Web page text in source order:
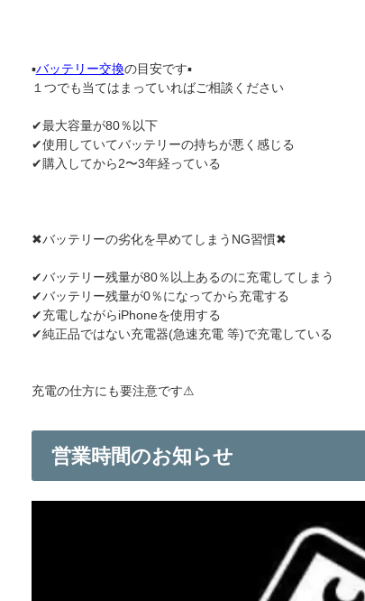
▪バッテリー交換の目安です▪
１つでも当てはまっていればご相談ください
✔最大容量が80％以下
✔使用していてバッテリーの持ちが悪く感じる
✔購入してから2〜3年経っている
✖バッテリーの劣化を早めてしまうNG習慣✖
✔バッテリー残量が80％以上あるのに充電してしまう
✔バッテリー残量が0％になってから充電する
✔充電しながらiPhoneを使用する
✔純正品ではない充電器(急速充電 等)で充電している
充電の仕方にも要注意です⚠︎
営業時間のお知らせ